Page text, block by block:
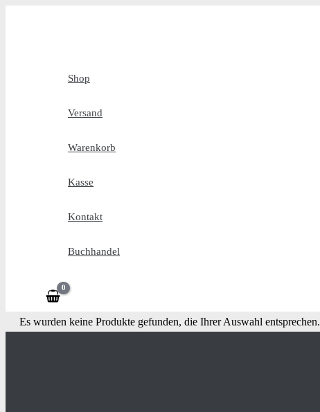
Shop
Versand
Warenkorb
Kasse
Kontakt
Buchhandel
Es wurden keine Produkte gefunden, die Ihrer Auswahl entsprechen.